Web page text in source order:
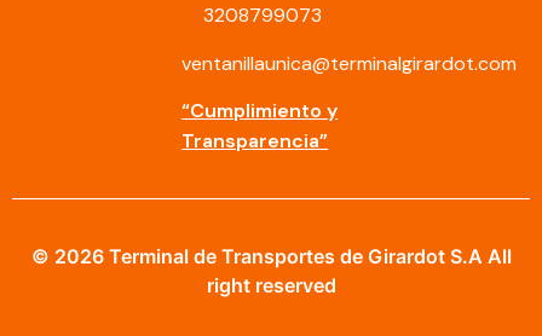
3208799073
ventanillaunica@terminalgirardot.com
“Cumplimiento y
Transparencia”
© 2026 Terminal de Transportes de Girardot S.A All
right reserved